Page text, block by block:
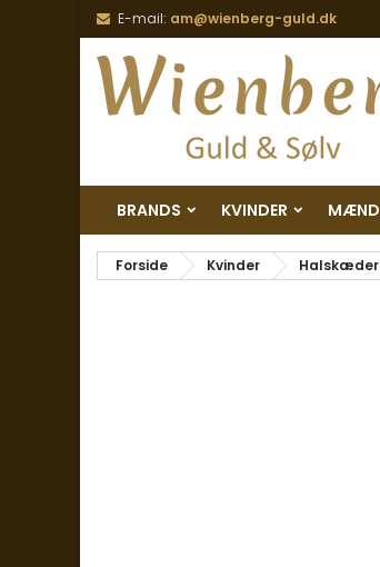
E-mail: am@wienberg-guld.dk
BRANDS KVINDER MÆND
Forside Kvinder Halskæder